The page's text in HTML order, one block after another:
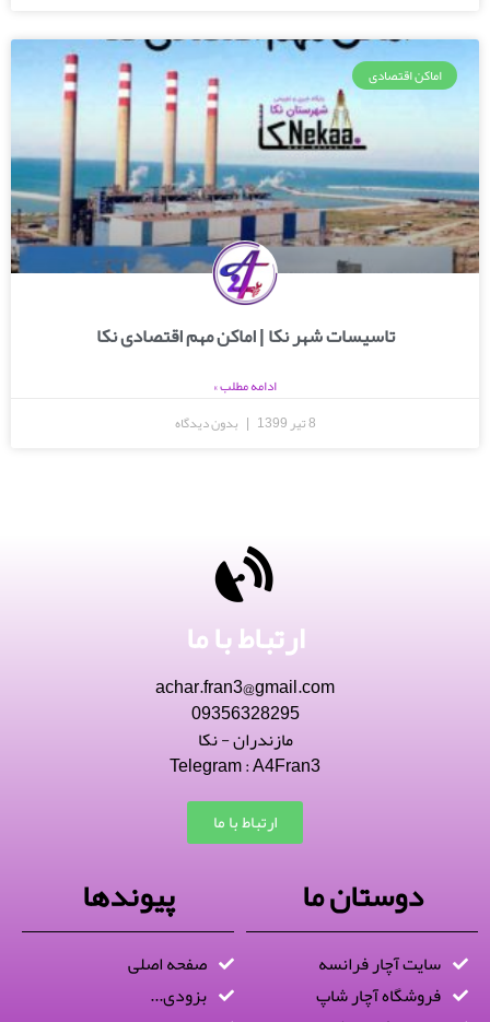
اماکن اقتصادی
تاسیسات شهر نکا | اماکن مهم اقتصادی نکا
ادامه مطلب »
8 تیر 1399
بدون دیدگاه
ارتباط با ما
achar.fran3@gmail.com
09356328295
مازندران - نکا
Telegram : A4Fran3
ارتباط با ما
دوستان ما
سایت آچار فرانسه
فروشگاه آچار شاپ
پیوندها
صفحه اصلی
بزودی...